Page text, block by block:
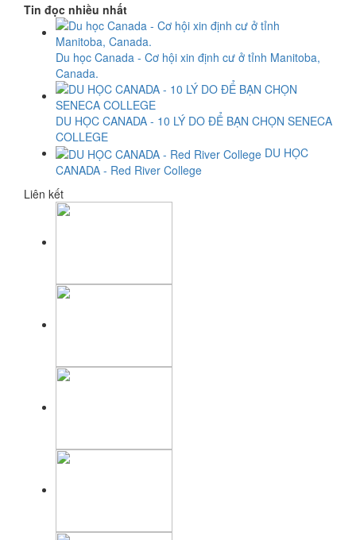
Tin đọc nhiều nhất
Du học Canada - Cơ hội xin định cư ở tỉnh Manitoba,
Canada.
DU HỌC CANADA - 10 LÝ DO ĐỂ BẠN CHỌN SENECA
COLLEGE
DU HỌC
CANADA - Red River College
Liên kết